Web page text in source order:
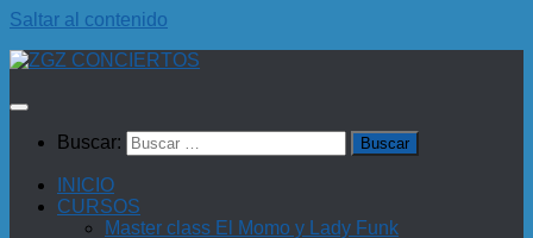
Saltar al contenido
Buscar:
INICIO
CURSOS
Master class El Momo y Lady Funk